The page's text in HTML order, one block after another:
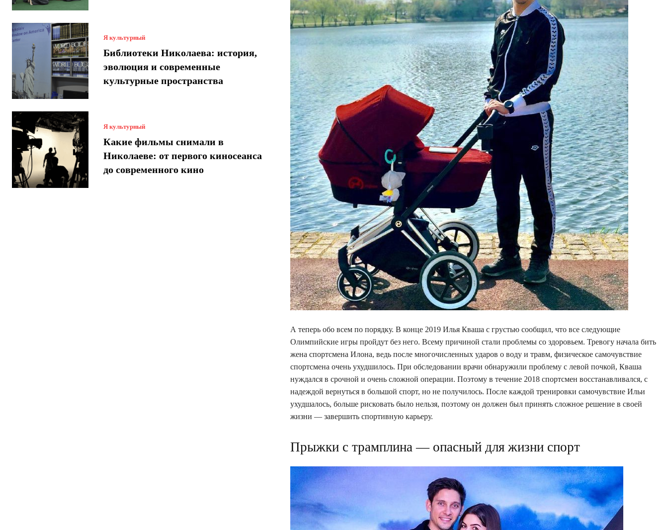
Я культурный
Библиотеки Николаева: история,
эволюция и современные
культурные пространства
Я культурный
Какие фильмы снимали в
Николаеве: от первого киносеанса
до современного кино
А теперь обо всем по порядку. В конце 2019 Илья Кваша с грустью сообщил, что все следующие
Олимпийские игры пройдут без него. Всему причиной стали проблемы со здоровьем. Тревогу начала бить
жена спортсмена Илона, ведь после многочисленных ударов о воду и травм, физическое самочувствие
спортсмена очень ухудшилось. При обследовании врачи обнаружили проблему с левой почкой, Кваша
нуждался в срочной и очень сложной операции. Поэтому в течение 2018 спортсмен восстанавливался, с
надеждой вернуться в большой спорт, но не получилось. После каждой тренировки самочувствие Ильи
ухудшалось, больше рисковать было нельзя, поэтому он должен был принять сложное решение в своей
жизни — завершить спортивную карьеру.
Прыжки с трамплина — опасный для жизни спорт